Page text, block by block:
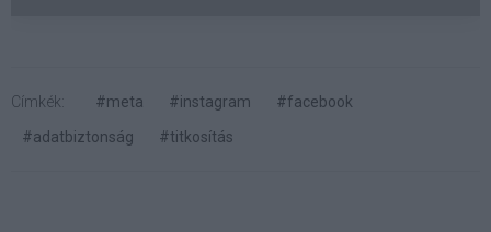
Címkék: #meta #instagram
#facebook
#adatbiztonság
#titkosítás